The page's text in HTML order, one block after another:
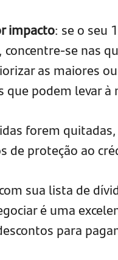
impacto: se o seu
se nas
as maiores
podem levar
forem
proteção ao
sua lista de
é uma
para